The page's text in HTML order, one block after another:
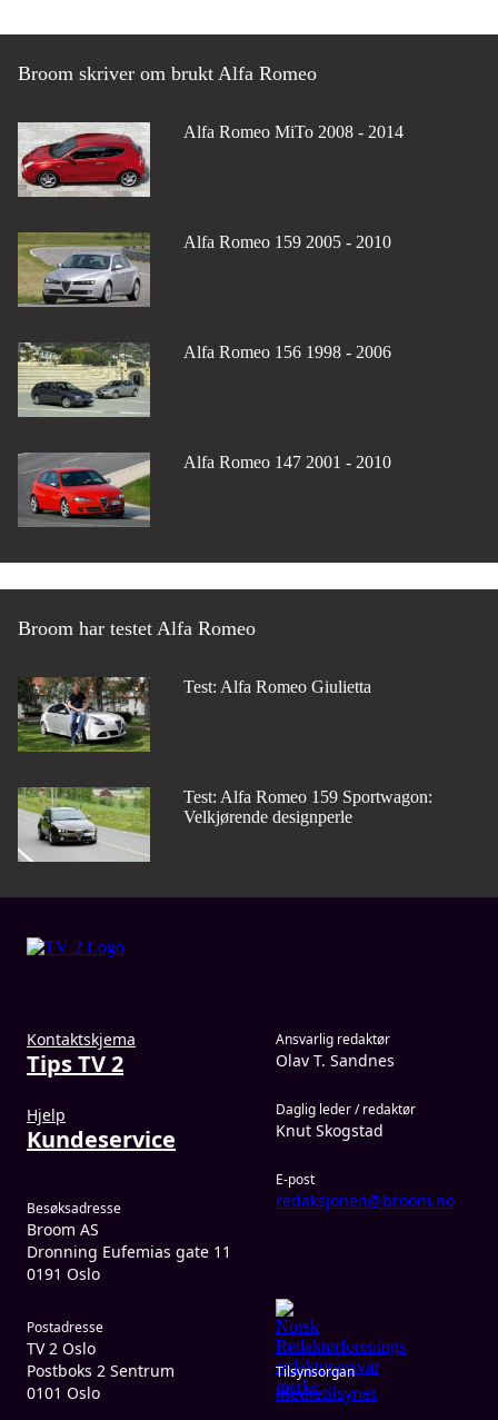
Broom skriver om brukt Alfa Romeo
Alfa Romeo MiTo 2008 - 2014
Alfa Romeo 159 2005 - 2010
Alfa Romeo 156 1998 - 2006
Alfa Romeo 147 2001 - 2010
Broom har testet Alfa Romeo
Test: Alfa Romeo Giulietta
Test: Alfa Romeo 159 Sportwagon:
Velkjørende designperle
Kontaktskjema
Tips TV 2
Hjelp
Kundeservice
Ansvarlig redaktør
Olav T. Sandnes
Daglig leder / redaktør
Knut Skogstad
E-post
redaksjonen@broom.no
Besøksadresse
Broom AS
Dronning Eufemias gate 11
0191 Oslo
Tilsynsorgan
Medietilsynet
Postadresse
TV 2 Oslo
Postboks 2 Sentrum
0101 Oslo